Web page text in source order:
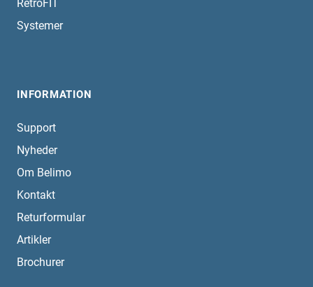
RetroFIT
Systemer
INFORMATION
Support
Nyheder
Om Belimo
Kontakt
Returformular
Artikler
Brochurer